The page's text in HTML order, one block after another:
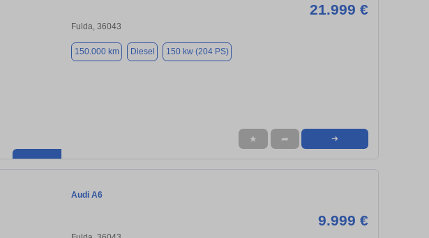
21.999 €
Fulda, 36043
150.000 km Diesel 150 kw (204 PS)
★ ➦ ➜
Audi A6
9.999 €